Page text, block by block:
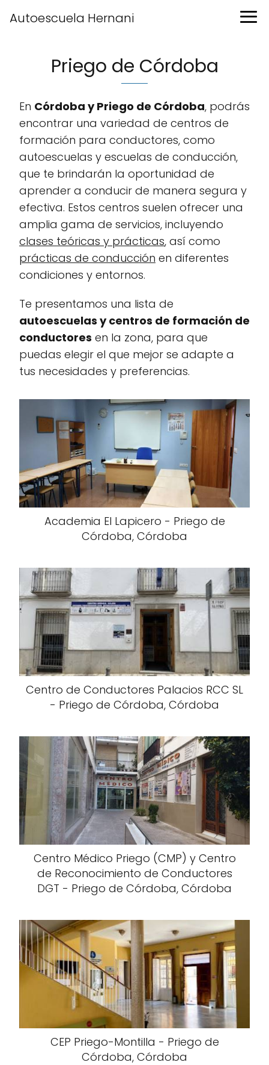
Autoescuela Hernani
Priego de Córdoba
En Córdoba y Priego de Córdoba, podrás
encontrar una variedad de centros de
formación para conductores, como
autoescuelas y escuelas de conducción,
que te brindarán la oportunidad de
aprender a conducir de manera segura y
efectiva. Estos centros suelen ofrecer una
amplia gama de servicios, incluyendo
clases teóricas y prácticas, así como
prácticas de conducción en diferentes
condiciones y entornos.
Te presentamos una lista de
autoescuelas y centros de formación de
conductores en la zona, para que
puedas elegir el que mejor se adapte a
tus necesidades y preferencias.
Academia El Lapicero - Priego de
Córdoba, Córdoba
Centro de Conductores Palacios RCC SL
- Priego de Córdoba, Córdoba
Centro Médico Priego (CMP) y Centro
de Reconocimiento de Conductores
DGT - Priego de Córdoba, Córdoba
CEP Priego-Montilla - Priego de
Córdoba, Córdoba